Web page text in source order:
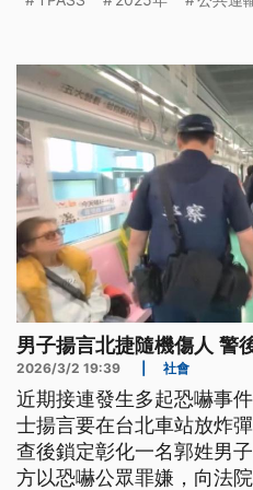
男子揚言北捷隨機傷人 警
2026/3/2 19:39 社會
近期接連發生多起恐嚇事
士揚言要在台北車站放炸
查後鎖定彰化一名郭姓男
方以恐嚇公眾罪嫌，向法